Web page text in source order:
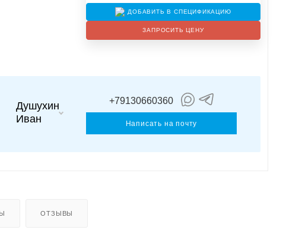
ДОБАВИТЬ В СПЕЦИФИКАЦИЮ
ЗАПРОСИТЬ ЦЕНУ
Душухин
Иван
+79130660360
Написать на почту
ОТЗЫВЫ